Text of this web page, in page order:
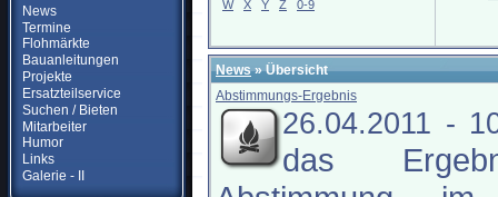
News
Termine
Flohmärkte
Bauanleitungen
Projekte
Ersatzteilservice
Suchen / Bieten
Mitarbeiter
Humor
Links
Galerie - II
W
X Y Z 0-9
News» Übersicht
Abstimmungs-Ergebnis
26.04.2011 -
das